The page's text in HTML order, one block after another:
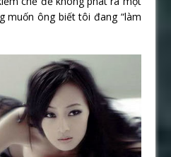
muốn ông biết tôi đang “làm